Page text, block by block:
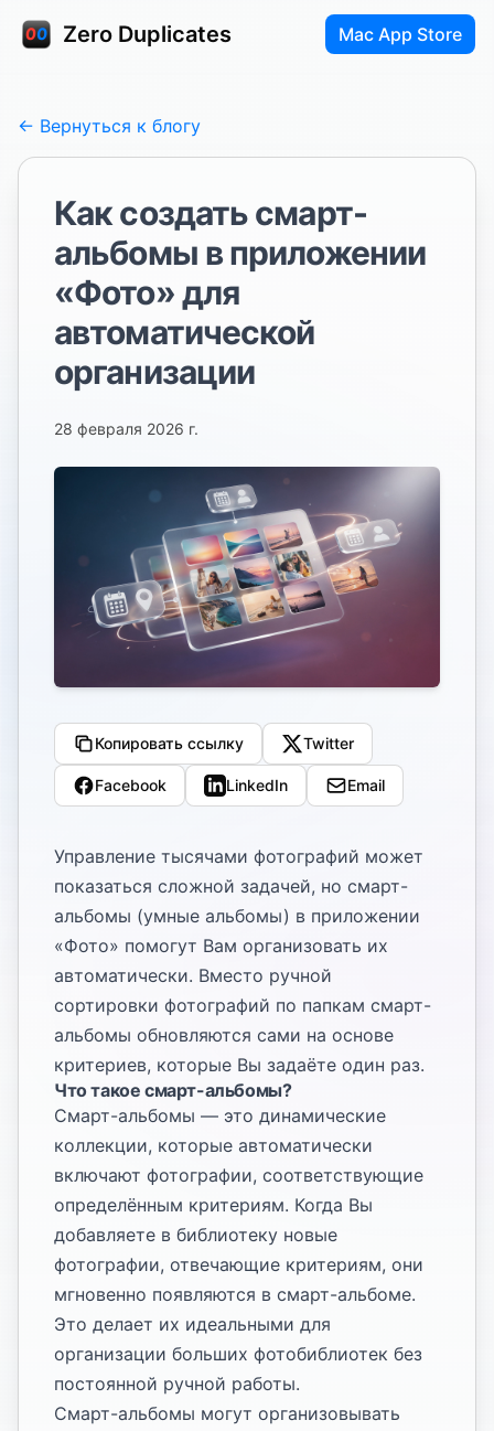
Zero Duplicates Mac App Store
← Вернуться к блогу
Как создать смарт-
альбомы в приложении
«Фото» для
автоматической
организации
28 февраля 2026 г.
Копировать ссылку Twitter
Facebook LinkedIn Email
Управление тысячами фотографий может
показаться сложной задачей, но смарт-
альбомы (умные альбомы) в приложении
«Фото» помогут Вам организовать их
автоматически. Вместо ручной
сортировки фотографий по папкам смарт-
альбомы обновляются сами на основе
критериев, которые Вы задаёте один раз.
Что такое смарт-альбомы?
Смарт-альбомы — это динамические
коллекции, которые автоматически
включают фотографии, соответствующие
определённым критериям. Когда Вы
добавляете в библиотеку новые
фотографии, отвечающие критериям, они
мгновенно появляются в смарт-альбоме.
Это делает их идеальными для
организации больших фотобиблиотек без
постоянной ручной работы.
Смарт-альбомы могут организовывать